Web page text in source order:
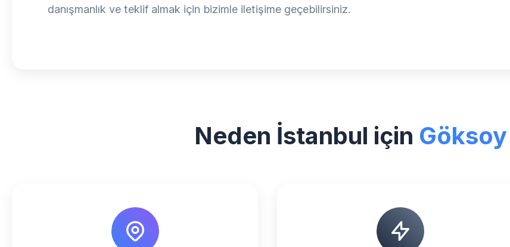
danışmanlık ve teklif almak için bizimle iletişime geçebilirsiniz.
Neden İstanbul için